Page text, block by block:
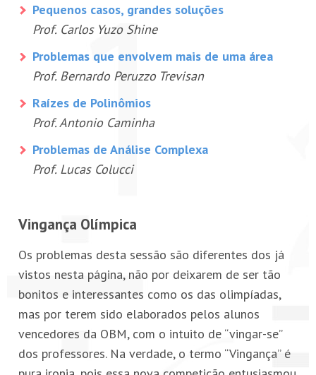
Pequenos casos, grandes soluções
Prof. Carlos Yuzo Shine
Problemas que envolvem mais de uma área
Prof. Bernardo Peruzzo Trevisan
Raízes de Polinômios
Prof. Antonio Caminha
Problemas de Análise Complexa
Prof. Lucas Colucci
Vingança Olímpica
Os problemas desta sessão são diferentes dos já
vistos nesta página, não por deixarem de ser tão
bonitos e interessantes como os das olimpíadas,
mas por terem sido elaborados pelos alunos
vencedores da OBM, com o intuito de “vingar-se”
dos professores. Na verdade, o termo “Vingança” é